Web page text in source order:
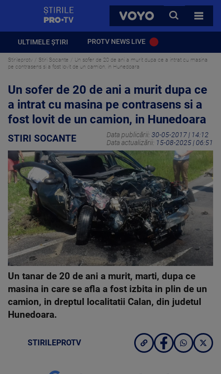
VOYO
CAUTA
TOATE
ULTIMELE ȘTIRI PROTV NEWS LIVE
Stirileprotv Stiri Socante
Un sofer de 20 de ani a murit dupa ce a intrat cu masina
pe contrasens si a fost lovit de un camion, in Hunedoara
Un sofer de 20 de ani a murit dupa ce
a intrat cu masina pe contrasens si a
fost lovit de un camion, in Hunedoara
STIRI SOCANTE Data publicării: 30-05-2017 | 14:12
Data actualizării: 15-08-2025 | 06:51
Un tanar de 20 de ani a murit, marti, dupa ce
masina in care se afla a fost izbita in plin de un
camion, in dreptul localitatii Calan, din judetul
Hunedoara.
STIRILEPROTV